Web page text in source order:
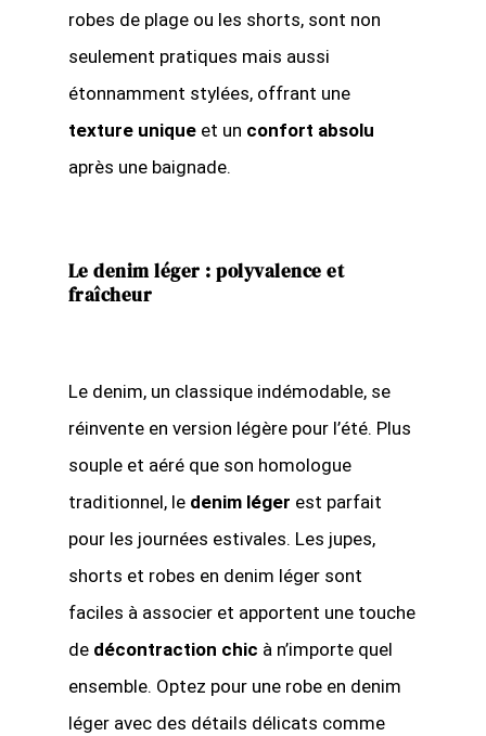
robes de plage ou les shorts, sont non
seulement pratiques mais aussi
étonnamment stylées, offrant une
texture uniqueet un confort absolu
après une baignade.
Le denim léger : polyvalence et
fraîcheur
Le denim, un classique indémodable, se
réinvente en version légère pour l’été. Plus
souple et aéré que son homologue
traditionnel, le denim léger est parfait
pour les journées estivales. Les jupes,
shorts et robes en denim léger sont
faciles à associer et apportent une touche
de décontraction chic à n’importe quel
ensemble. Optez pour une robe en denim
léger avec des détails délicats comme